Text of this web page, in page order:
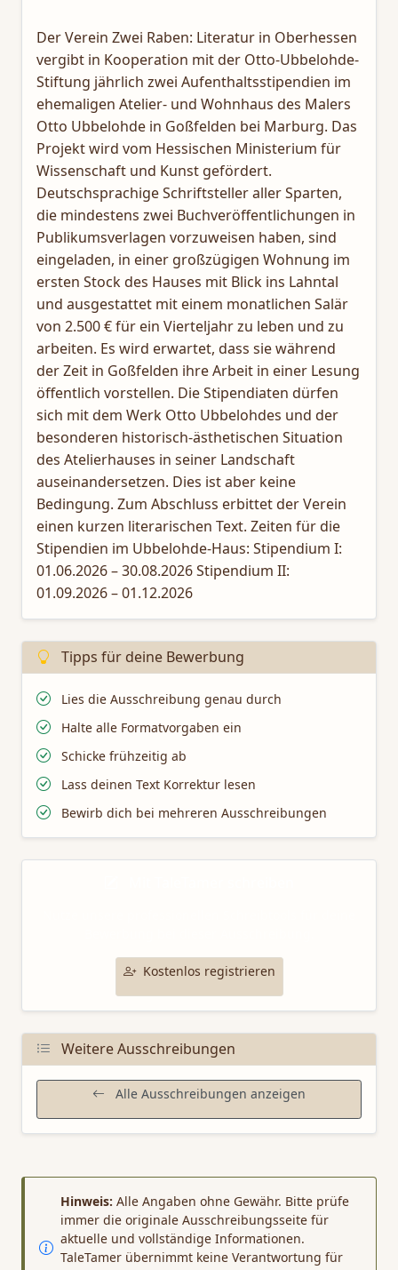
Der Verein Zwei Raben: Literatur in Oberhessen
vergibt in Kooperation mit der Otto-Ubbelohde-
Stiftung jährlich zwei Aufenthaltsstipendien im
ehemaligen Atelier- und Wohnhaus des Malers
Otto Ubbelohde in Goßfelden bei Marburg. Das
Projekt wird vom Hessischen Ministerium für
Wissenschaft und Kunst gefördert.
Deutschsprachige Schriftsteller aller Sparten,
die mindestens zwei Buchveröffentlichungen in
Publikumsverlagen vorzuweisen haben, sind
eingeladen, in einer großzügigen Wohnung im
ersten Stock des Hauses mit Blick ins Lahntal
und ausgestattet mit einem monatlichen Salär
von 2.500 € für ein Vierteljahr zu leben und zu
arbeiten. Es wird erwartet, dass sie während
der Zeit in Goßfelden ihre Arbeit in einer Lesung
öffentlich vorstellen. Die Stipendiaten dürfen
sich mit dem Werk Otto Ubbelohdes und der
besonderen historisch-ästhetischen Situation
des Atelierhauses in seiner Landschaft
auseinandersetzen. Dies ist aber keine
Bedingung. Zum Abschluss erbittet der Verein
einen kurzen literarischen Text. Zeiten für die
Stipendien im Ubbelohde-Haus: Stipendium I:
01.06.2026 – 30.08.2026 Stipendium II:
01.09.2026 – 01.12.2026
Tipps für deine Bewerbung
Lies die Ausschreibung genau durch
Halte alle Formatvorgaben ein
Schicke frühzeitig ab
Lass deinen Text Korrektur lesen
Bewirb dich bei mehreren Ausschreibungen
Kostenlos registrieren
Weitere Ausschreibungen
Alle Ausschreibungen anzeigen
Hinweis: Alle Angaben ohne Gewähr. Bitte prüfe
immer die originale Ausschreibungsseite für
aktuelle und vollständige Informationen.
TaleTamer übernimmt keine Verantwortung für